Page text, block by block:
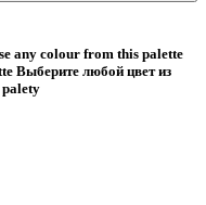
any colour from this palette
Bыберите любой цвет из